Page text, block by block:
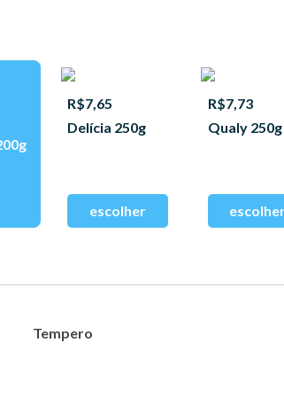
R$7,65
Delícia 250g
R$7,73
Qualy 250g
Tempero